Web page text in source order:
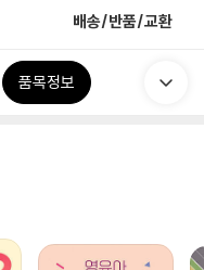
배송/반품/교환
품목정보